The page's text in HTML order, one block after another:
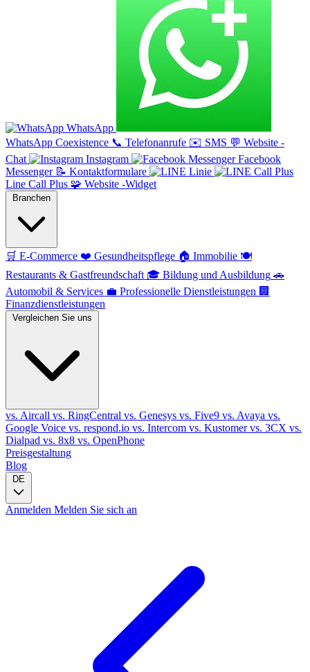
WhatsApp
WhatsApp Coexistence 📞 Telefonanrufe ✉️ SMS 💬 Website -
Chat
Instagram
Facebook
Messenger 📝 Kontaktformulare
Linie
Line Call Plus 🧩 Website -Widget
Branchen
🛒 E-Commerce ❤️ Gesundheitspflege 🏠 Immobilie 🍽️
Restaurants & Gastfreundschaft 🎓 Bildung und Ausbildung 🚗
Automobil & Services 💼 Professionelle Dienstleistungen 🏢
Finanzdienstleistungen
Vergleichen Sie uns
vs. Aircall vs. RingCentral vs. Genesys vs. Five9 vs. Avaya vs.
Google Voice vs. respond.io vs. Intercom vs. Kustomervs. 3CX vs.
Dialpad vs. 8x8 vs. OpenPhone
Preisgestaltung
Blog
DE
Anmelden Melden Sie sich an